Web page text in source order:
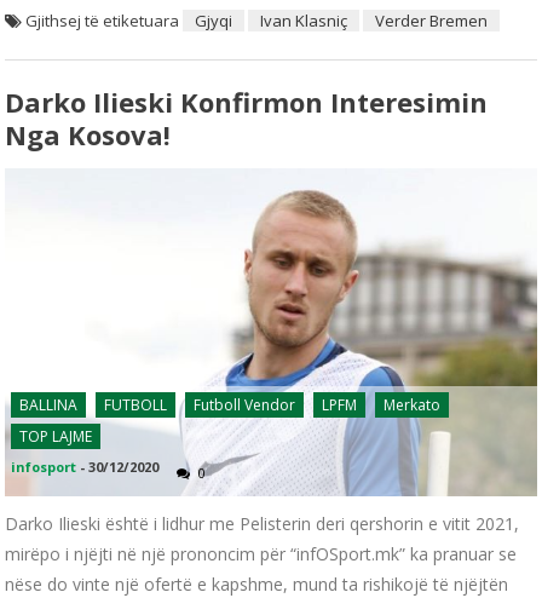
Gjithsej të etiketuara Gjyqi Ivan Klasniç Verder Bremen
Darko Ilieski Konfirmon Interesimin
Nga Kosova!
BALLINA FUTBOLL Futboll Vendor LPFM
Merkato
TOP LAJME
infosport -30/12/2020 0
Darko Ilieski është i lidhur me Pelisterin deri qershorin e vitit 2021,
mirëpo i njëjti në një prononcim për “infOSport.mk” ka pranuar se
nëse do vinte një ofertë e kapshme, mund ta rishikojë të njëjtën